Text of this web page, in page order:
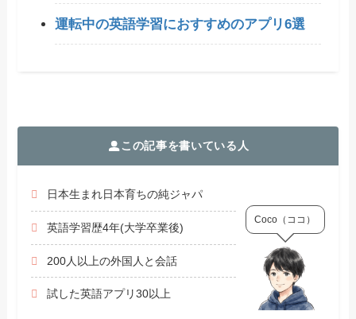
運転中の英語学習におすすめのアプリ6選
この記事を書いている人
日本生まれ日本育ちの純ジャパ
英語学習歴4年(大学卒業後)
200人以上の外国人と会話
試した英語アプリ30以上
Coco（ココ）